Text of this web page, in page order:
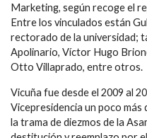
Marketing, según recoge el
Entre los vinculados están
rectorado de la universidad;
Apolinario, Víctor Hugo
Otto Villaprado, entre otros.
Vicuña fue desde el 2009 al
Vicepresidencia un poco más
la trama de diezmos de la